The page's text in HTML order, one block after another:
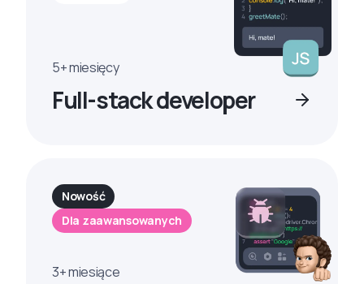
5+ miesięcy
Full-stack developer
Nowość
Dla zaawansowanych
3+ miesiące